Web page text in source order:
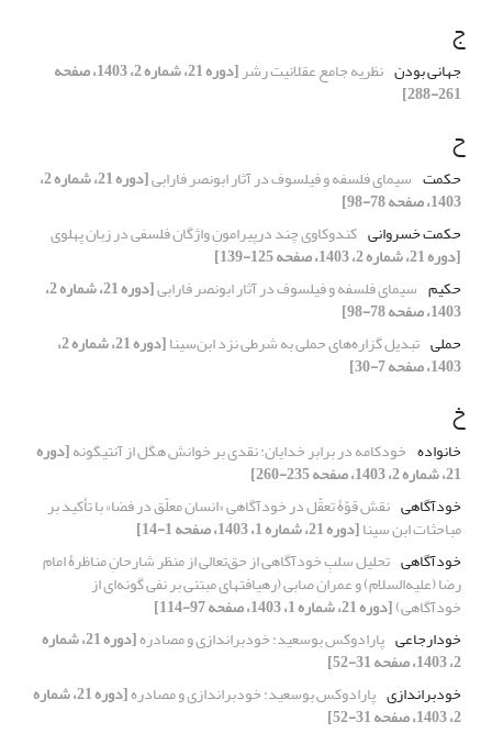
ج
جهانی بودن نظریه جامع عقلانیت رشر [دوره 21، شماره 2، 1403، صفحه
261-288]
ح
حکمت سیمای فلسفه و فیلسوف در آثار ابونصر فارابی [دوره 21، شماره 2،
1403، صفحه 78-98]
حکمت خسروانی کندوکاوی چند درپیرامونِ واژگان فلسفی در زبان پهلوی
[دوره 21، شماره 2، 1403، صفحه 125-139]
حکیم سیمای فلسفه و فیلسوف در آثار ابونصر فارابی [دوره 21، شماره 2،
1403، صفحه 78-98]
حملی تبدیل گزاره‌های حملی به شرطی نزد ابن‌سینا [دوره 21، شماره 2،
1403، صفحه 7-30]
خ
خانواده خودکامه در برابر خدایان: نقدی بر خوانش هگل از آنتیگونه[دوره
21، شماره 2، 1403، صفحه 235-260]
خودآگاهی نقش قوّۀ تعقّل در خودآگاهیِ «انسان معلّق در فضا» با تأکید بر
مباحثات ابن سینا[دوره 21، شماره 1، 1403، صفحه 1-14]
خودآگاهی تحلیل سلبِ خودآگاهی از حق‌تعالی از منظر شارحانِ مناظرۀ امام
رضا (علیه‌السلام) و عمران صابی (رهیافتهای مبتنی بر نفی گونه‌ای از
خودآگاهی)[دوره 21، شماره 1، 1403، صفحه 97-114]
خودارجاعی پارادوکس بوسعید: خودبراندازی و مصادره [دوره 21، شماره
2، 1403، صفحه 31-52]
خودبراندازی پارادوکس بوسعید: خودبراندازی و مصادره [دوره 21، شماره
2، 1403، صفحه 31-52]